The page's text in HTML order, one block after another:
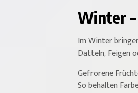
Winter
Im Winter
Datteln, Feigen
Gefrorene
So behalten